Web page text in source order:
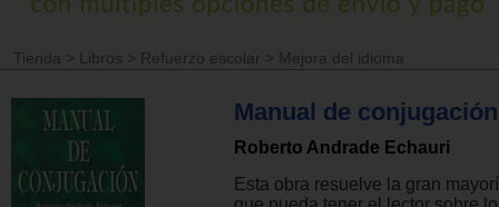
Tienda > Libros > Refuerzo escolar > Mejora del idioma
Manual de
Roberto Andrade Echauri
Esta obra resuelve la gran